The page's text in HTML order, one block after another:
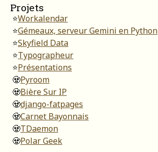
Projets
⭐Workalendar
⭐Gémeaux, serveur Gemini en Python
⭐Skyfield Data
⭐Typographeur
⭐Présentations
🧟Pyroom
🧟Bière Sur IP
🧟django-fatpages
🧟Carnet Bayonnais
🧟TDaemon
🧟Polar Geek